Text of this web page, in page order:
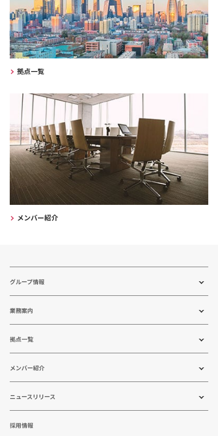
拠点一覧
メンバー紹介
グループ情報
業務案内
拠点一覧
メンバー紹介
ニュースリリース
採用情報